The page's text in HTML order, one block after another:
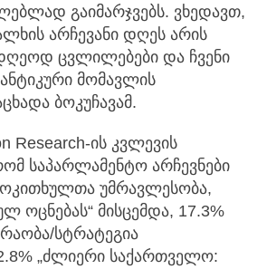
გაიმარჯვებს. ვხედავთ,
არჩევანი დღეს არის
ცვლილებები და ჩვენი
მომავლის
ბოკუჩავამ.
Research-ის კვლევის
საპარლამენტო არჩევნები
უმრავლესობა,
ოცნებას“ მისცემდა, 17.3%
სტრატეგია
„ძლიერი საქართველო: